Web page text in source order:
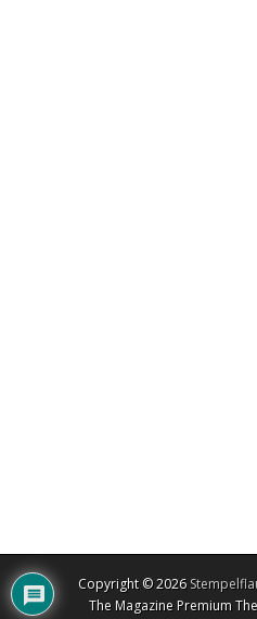
Copyright © 2026
The Magazine Premium